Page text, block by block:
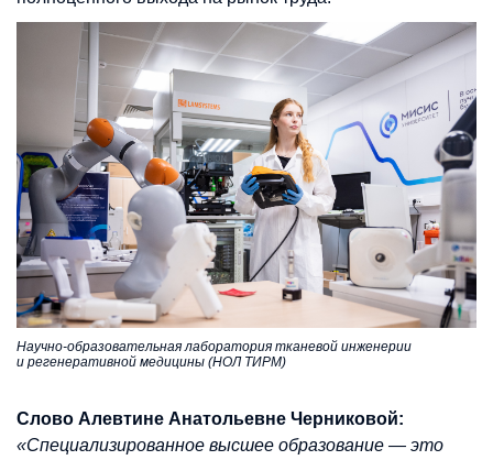
Научно-образовательная лаборатория тканевой инженерии
и регенеративной медицины (НОЛ ТИРМ)
Слово Алевтине Анатольевне Черниковой:
«Специализированное высшее образование — это